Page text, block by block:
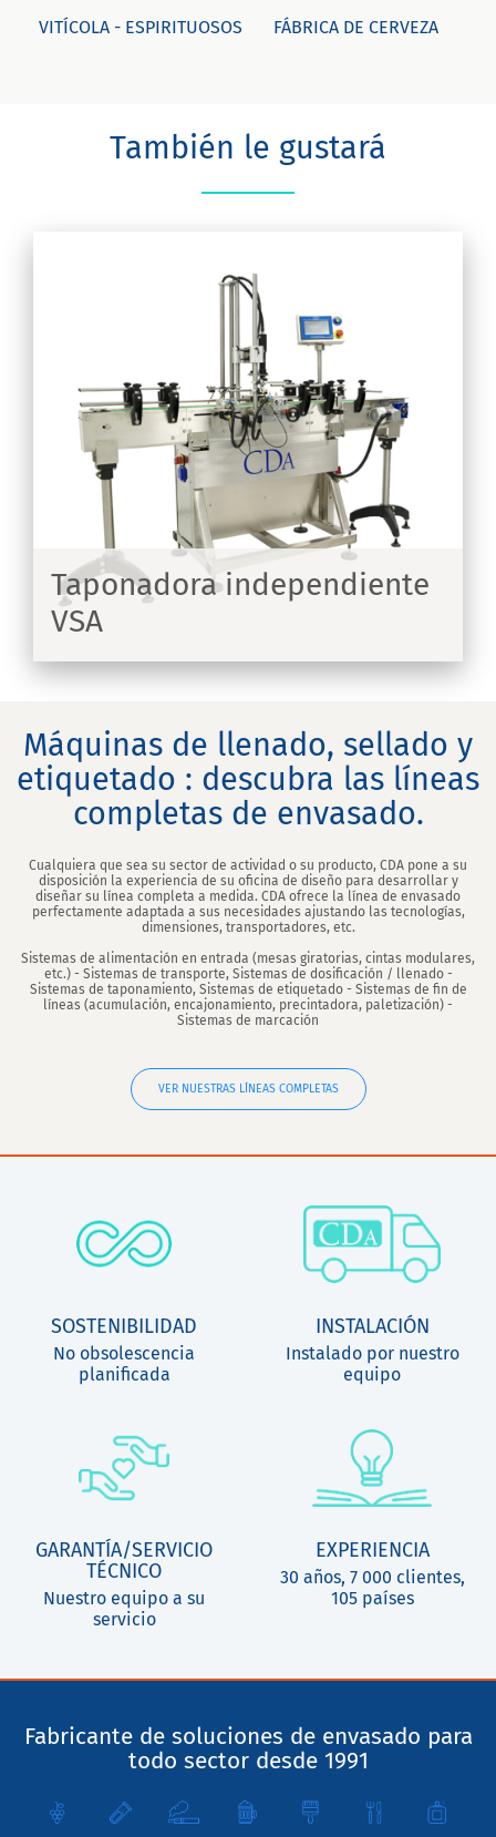
VITÍCOLA - ESPIRITUOSOS FÁBRICA DE CERVEZA
También le gustará
Taponadora independiente
VSA
Máquinas de llenado, sellado y
etiquetado : descubra las líneas
completas de envasado.
Cualquiera que sea su sector de actividad o su producto, CDA pone a su
disposición la experiencia de su oficina de diseño para desarrollar y
diseñar su línea completa a medida. CDA ofrece la línea de envasado
perfectamente adaptada a sus necesidades ajustando las tecnologías,
dimensiones, transportadores, etc.
Sistemas de alimentación en entrada (mesas giratorias, cintas modulares,
etc.) - Sistemas de transporte, Sistemas de dosificación / llenado -
Sistemas de taponamiento, Sistemas de etiquetado - Sistemas de fin de
líneas (acumulación, encajonamiento, precintadora, paletización) -
Sistemas de marcación
VER NUESTRAS LÍNEAS COMPLETAS
SOSTENIBILIDAD
No obsolescencia
planificada
INSTALACIÓN
Instalado por nuestro
equipo
GARANTÍA/SERVICIO
TÉCNICO
Nuestro equipo a su
servicio
EXPERIENCIA
30 años, 7 000 clientes,
105 países
Fabricante de soluciones de envasado para
todo sector desde 1991